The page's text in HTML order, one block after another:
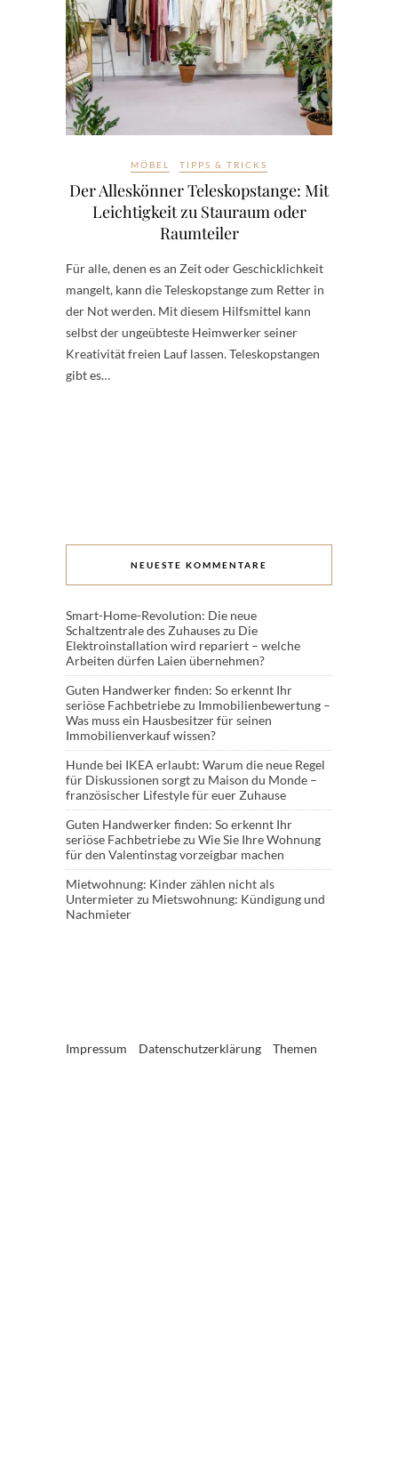
MÖBEL TIPPS & TRICKS
Der Alleskönner Teleskopstange: Mit
Leichtigkeit zu Stauraum oder
Raumteiler
Für alle, denen es an Zeit oder Geschicklichkeit
mangelt, kann die Teleskopstange zum Retter in
der Not werden. Mit diesem Hilfsmittel kann
selbst der ungeübteste Heimwerker seiner
Kreativität freien Lauf lassen. Teleskopstangen
gibt es…
NEUESTE KOMMENTARE
Smart-Home-Revolution: Die neue
Schaltzentrale des Zuhauseszu Die
Elektroinstallation wird repariert – welche
Arbeiten dürfen Laien übernehmen?
Guten Handwerker finden: So erkennt Ihr
seriöse Fachbetriebezu Immobilienbewertung –
Was muss ein Hausbesitzer für seinen
Immobilienverkauf wissen?
Hunde bei IKEA erlaubt: Warum die neue Regel
für Diskussionen sorgtzu Maison du Monde –
französischer Lifestyle für euer Zuhause
Guten Handwerker finden: So erkennt Ihr
seriöse Fachbetriebezu Wie Sie Ihre Wohnung
für den Valentinstag vorzeigbar machen
Mietwohnung: Kinder zählen nicht als
Untermieterzu Mietswohnung: Kündigung und
Nachmieter
Impressum Datenschutzerklärung Themen